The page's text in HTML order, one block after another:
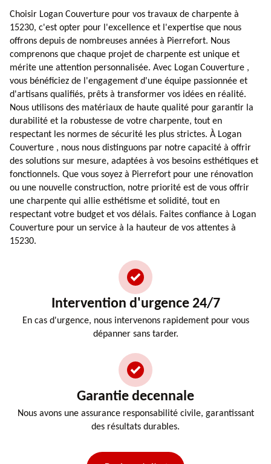
Choisir Logan Couverture pour vos travaux de charpente à
15230, c'est opter pour l'excellence et l'expertise que nous
offrons depuis de nombreuses années à Pierrefort. Nous
comprenons que chaque projet de charpente est unique et
mérite une attention personnalisée. Avec Logan Couverture ,
vous bénéficiez de l'engagement d'une équipe passionnée et
d'artisans qualifiés, prêts à transformer vos idées en réalité.
Nous utilisons des matériaux de haute qualité pour garantir la
durabilité et la robustesse de votre charpente, tout en
respectant les normes de sécurité les plus strictes. À Logan
Couverture , nous nous distinguons par notre capacité à offrir
des solutions sur mesure, adaptées à vos besoins esthétiques et
fonctionnels. Que vous soyez à Pierrefort pour une rénovation
ou une nouvelle construction, notre priorité est de vous offrir
une charpente qui allie esthétisme et solidité, tout en
respectant votre budget et vos délais. Faites confiance à Logan
Couverture pour un service à la hauteur de vos attentes à
15230.
Intervention d'urgence 24/7
En cas d'urgence, nous intervenons rapidement pour vous
dépanner sans tarder.
Garantie decennale
Nous avons une assurance responsabilité civile, garantissant
des résultats durables.